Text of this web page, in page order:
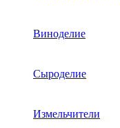
Виноделие
Сыроделие
Измельчители